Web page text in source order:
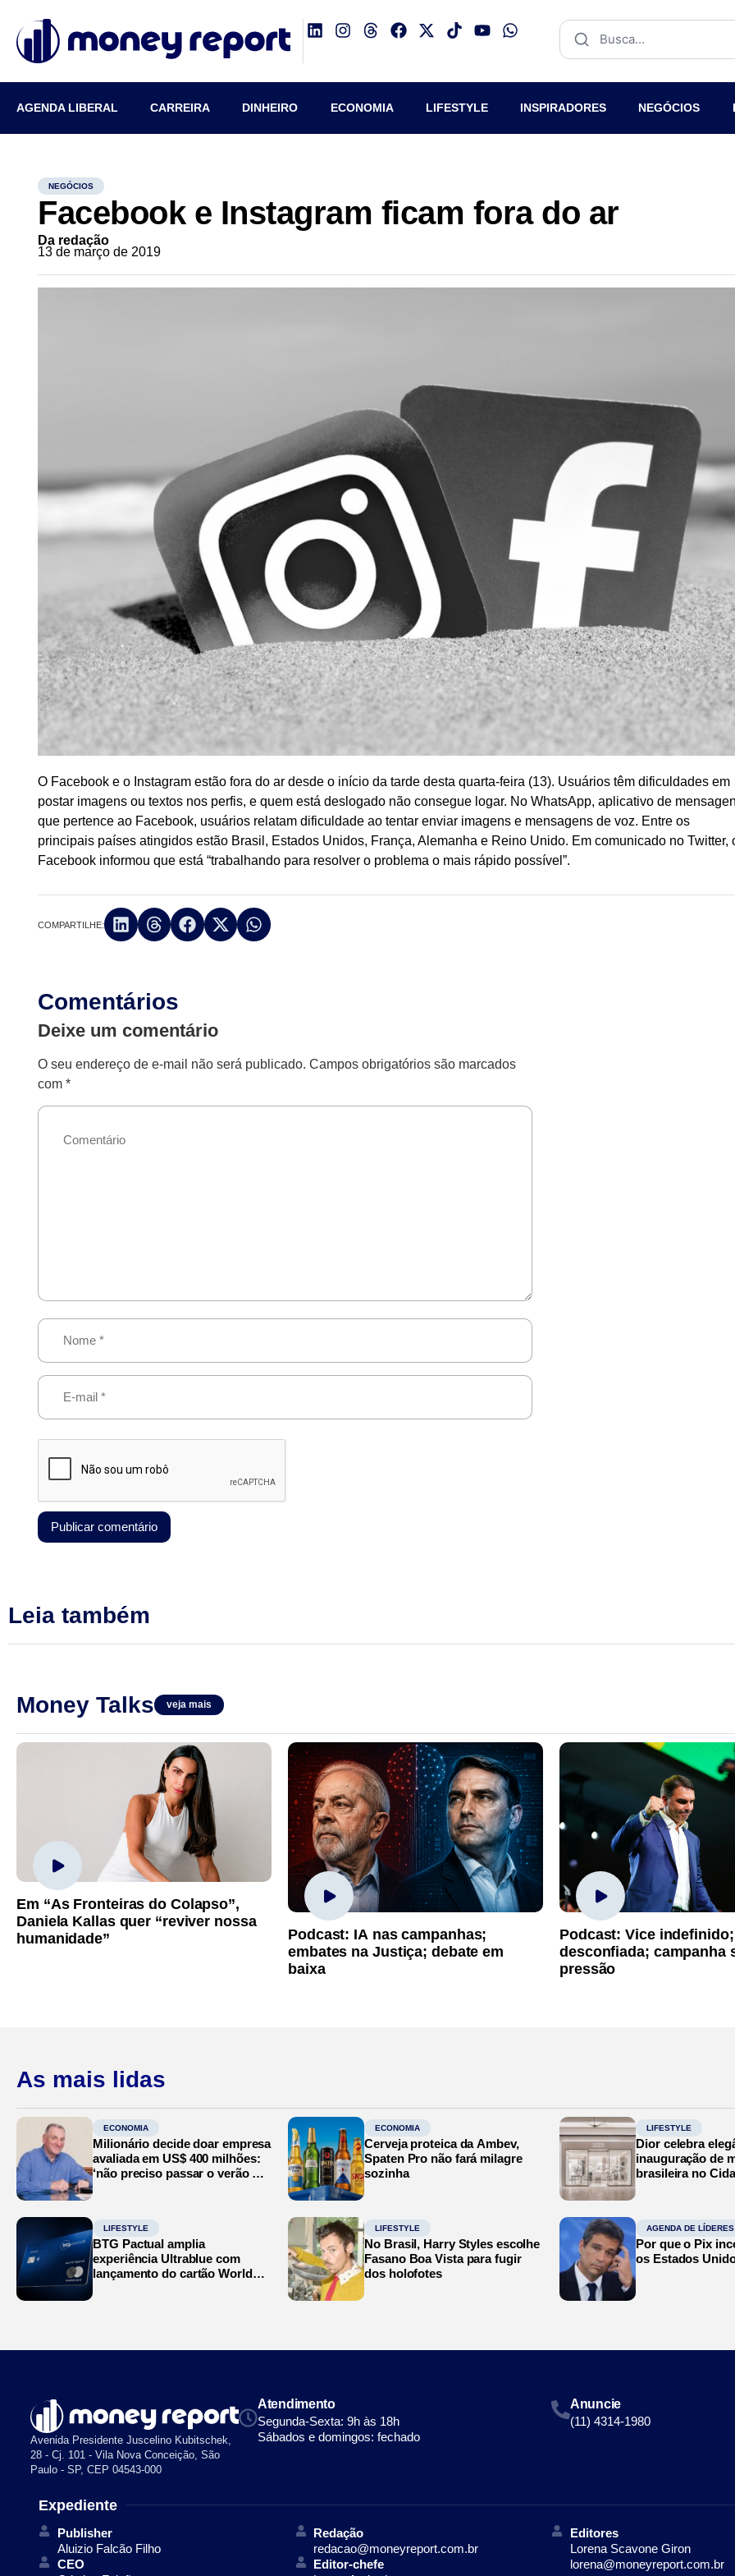
AGENDA LIBERAL CARREIRA DINHEIRO ECONOMIA LIFESTYLE INSPIRADORES NEGÓCIOS
NEGÓCIOS
Facebook e Instagram ficam fora do ar
Da redação
13 de março de 2019
O Facebook e o Instagram estão fora do ar desde o início da tarde desta quarta-feira (13). Usuários têm dificuldades em
postar imagens ou textos nos perfis, e quem está deslogado não consegue logar. No WhatsApp, aplicativo de
que pertence ao Facebook, usuários relatam dificuldade ao tentar enviar imagens e mensagens de voz. Entre os
principais países atingidos estão Brasil, Estados Unidos, França, Alemanha e Reino Unido. Em comunicado no Twitter,
Facebook informou que está “trabalhando para resolver o problema o mais rápido possível”.
COMPARTILHE:
Comentários
Deixe um comentário
O seu endereço de e-mail não será publicado. Campos obrigatórios são marcados
com*
Leia também
Money Talks veja mais
Em “As Fronteiras do Colapso”,
Daniela Kallas quer “reviver nossa
humanidade”
Podcast: IA nas campanhas;
embates na Justiça; debate em
baixa
Podcast: Vice
desconfiada; campanha
pressão
As mais lidas
ECONOMIA
Milionário decide doar empresa
avaliada em US$ 400 milhões:
‘não preciso passar o verão no
ECONOMIA
Cerveja proteica da Ambev,
Spaten Pro não fará milagre
sozinha
LIFESTYLE
Dior celebra
inauguração de
brasileira no
LIFESTYLE
BTG Pactual amplia
experiência Ultrablue com
lançamento do cartão World
LIFESTYLE
No Brasil, Harry Styles escolhe
Fasano Boa Vista para fugir
dos holofotes
AGENDA DE LÍDERES
Por que o Pix
os Estados
Avenida Presidente Juscelino Kubitschek,
28 - Cj. 101 - Vila Nova Conceição, São
Paulo - SP, CEP 04543-000
Atendimento
Segunda-Sexta: 9h às 18h
Sábados e domingos: fechado
Anuncie
(11) 4314-1980
Expediente
Publisher
Aluizio Falcão Filho
CEO
Redação
redacao@moneyreport.com.br
Editor-chefe
Editores
Lorena Scavone Giron
lorena@moneyreport.com.br